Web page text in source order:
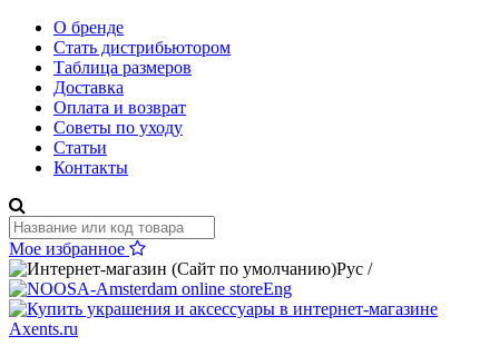
О бренде
Стать дистрибьютором
Таблица размеров
Доставка
Оплата и возврат
Советы по уходу
Статьи
Контакты
Мое избранное
Рус /
Eng